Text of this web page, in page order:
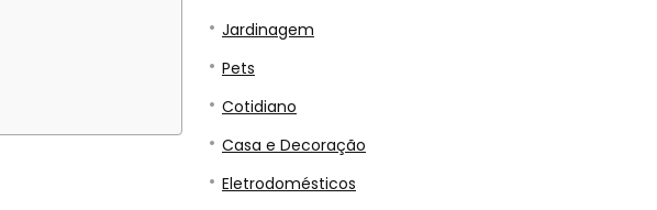
Jardinagem
Pets
Cotidiano
Casa e Decoração
Eletrodomésticos